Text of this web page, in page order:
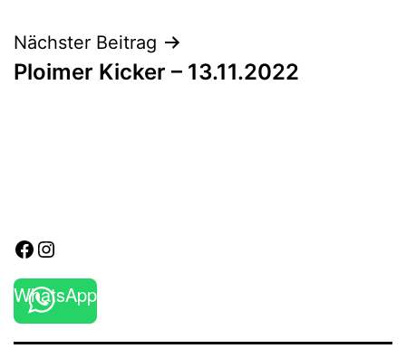
Nächster Beitrag
Ploimer Kicker – 13.11.2022
Facebook
Instagram
WhatsApp